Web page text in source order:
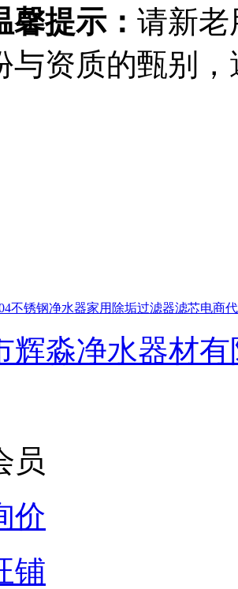
提示： 请新老
与资质的甄别
不锈钢净水器家用除垢过滤器滤芯电商
辉淼净水器材
员
价
铺